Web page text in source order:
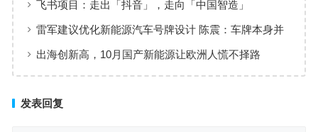
飞书项目：走出「抖音」，走向「中国智造」
雷军建议优化新能源汽车号牌设计 陈震：车牌本身并
不丑 只是面积太大了
出海创新高，10月国产新能源让欧洲人慌不择路
发表回复